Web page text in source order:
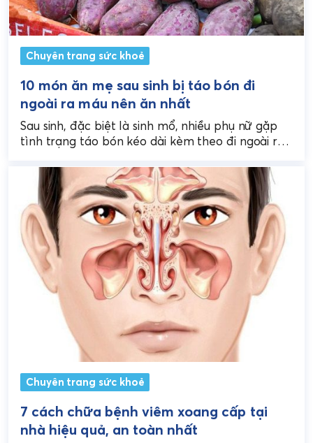
Chuyên trang sức khoẻ
10 món ăn mẹ sau sinh bị táo bón đi
ngoài ra máu nên ăn nhất
Sau sinh, đặc biệt là sinh mổ, nhiều phụ nữ gặp
tình trạng táo bón kéo dài kèm theo đi ngoài ra
Chuyên trang sức khoẻ
7 cách chữa bệnh viêm xoang cấp tại
nhà hiệu quả, an toàn nhất